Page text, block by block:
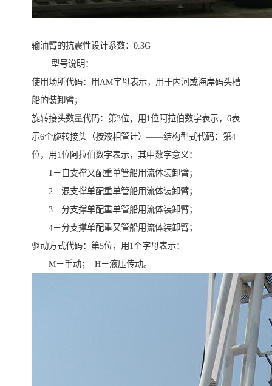
输油臂的抗震性设计系数：0.3G
型号说明：
使用场所代码：用AM字母表示，用于内河或海岸码头槽
船的装卸臂；
旋转接头数量代码：第3位，用1位阿拉伯数字表示，6表
示6个旋转接头（按液相管计）——结构型式代码：第4
位，用1位阿拉伯数字表示，其中数字意义：
1－自支撑又配重单管船用流体装卸臂；
2－混支撑单配重单管船用流体装卸臂；
3－分支撑单配重单管船用流体装卸臂；
4－分支撑单配重又管船用流体装卸臂；
驱动方式代码：第5位，用1个字母表示：
M－手动； H－液压传动。